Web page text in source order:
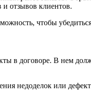
отзывов клиентов.
чтобы
в договоре. В нем
недоделок или